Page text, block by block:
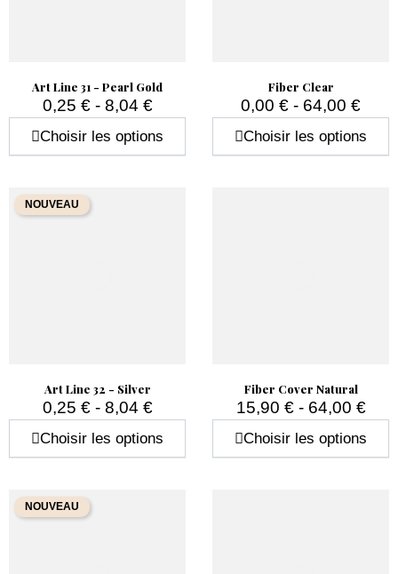
Art Line 31 - Pearl Gold
0,25 € - 8,04 €
Choisir les options
Fiber Clear
0,00 € - 64,00 €
Choisir les options
Art Line 32 - Silver
0,25 € - 8,04 €
Choisir les options
NOUVEAU
Fiber Cover Natural
15,90 € - 64,00 €
Choisir les options
NOUVEAU